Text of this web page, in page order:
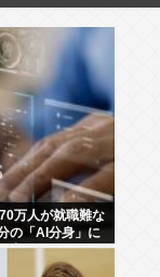
万人が就職難な
の「AI分身」に
中国で始まった
う絶望